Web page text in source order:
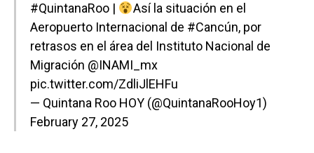
#QuintanaRoo |
Así la situación en el
Aeropuerto Internacional de #Cancún, por
retrasos en el área del Instituto Nacional de
Migración @INAMI_mx
pic.twitter.com/ZdliJlEHFu
— Quintana Roo HOY (@QuintanaRooHoy1)
February 27, 2025